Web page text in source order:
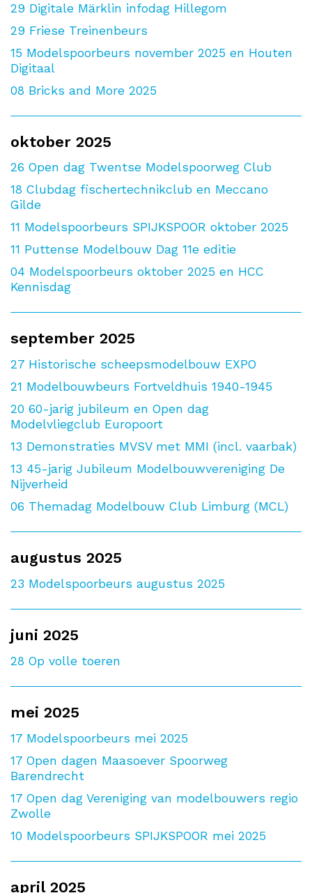
29 Digitale Märklin infodag Hillegom
29 Friese Treinenbeurs
15 Modelspoorbeurs november 2025 en Houten
Digitaal
08 Bricks and More 2025
oktober 2025
26 Open dag Twentse Modelspoorweg Club
18 Clubdag fischertechnikclub en Meccano
Gilde
11 Modelspoorbeurs SPIJKSPOOR oktober 2025
11 Puttense Modelbouw Dag 11e editie
04 Modelspoorbeurs oktober 2025 en HCC
Kennisdag
september 2025
27 Historische scheepsmodelbouw EXPO
21 Modelbouwbeurs Fortveldhuis 1940-1945
20 60-jarig jubileum en Open dag
Modelvliegclub Europoort
13 Demonstraties MVSV met MMI (incl. vaarbak)
13 45-jarig Jubileum Modelbouwvereniging De
Nijverheid
06 Themadag Modelbouw Club Limburg (MCL)
augustus 2025
23 Modelspoorbeurs augustus 2025
juni 2025
28 Op volle toeren
mei 2025
17 Modelspoorbeurs mei 2025
17 Open dagen Maasoever Spoorweg
Barendrecht
17 Open dag Vereniging van modelbouwers regio
Zwolle
10 Modelspoorbeurs SPIJKSPOOR mei 2025
april 2025